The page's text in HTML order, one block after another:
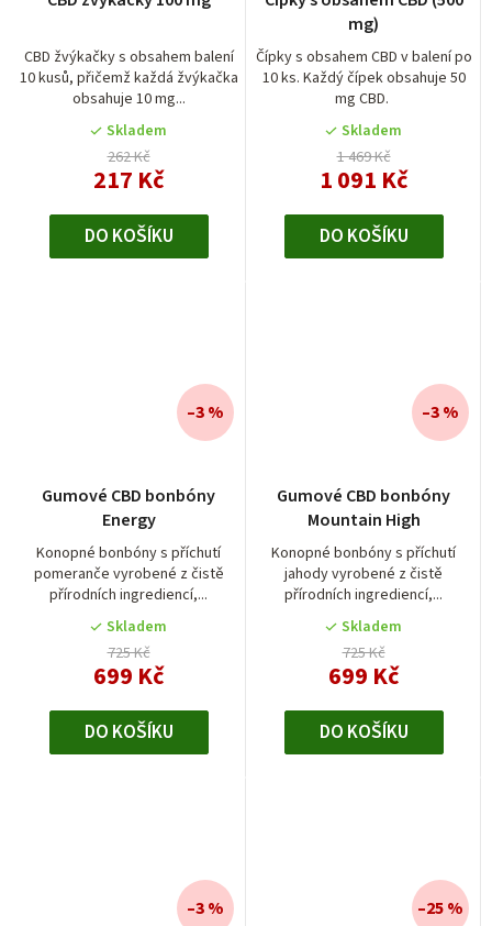
CBD žvýkačky s obsahem balení
10 kusů, přičemž každá žvýkačka
obsahuje 10 mg...
Skladem
262 Kč
217 Kč
DO KOŠÍKU
mg)
Čípky s obsahem CBD v balení po
10 ks. Každý čípek obsahuje 50
mg CBD.
Skladem
1 469 Kč
1 091 Kč
DO KOŠÍKU
Gumové CBD bonbóny
Energy
Konopné bonbóny s příchutí
pomeranče vyrobené z čistě
přírodních ingrediencí,...
Skladem
725 Kč
699 Kč
–3 %
DO KOŠÍKU
Gumové CBD bonbóny
Mountain High
Konopné bonbóny s příchutí
jahody vyrobené z čistě
přírodních ingrediencí,...
Skladem
725 Kč
699 Kč
–3 %
DO KOŠÍKU
–3 % –25 %